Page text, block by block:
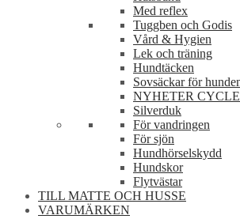
Med reflex
Tuggben och Godis
Vård & Hygien
Lek och träning
Hundtäcken
Sovsäckar för
NYHETER
Silverduk
För vandringen
För sjön
Hundhörselskydd
Hundskor
Flytvästar
TILL MATTE OCH HUSSE
VARUMÄRKEN